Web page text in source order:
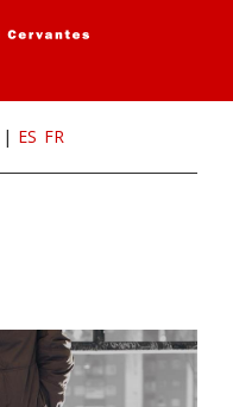
ES FR